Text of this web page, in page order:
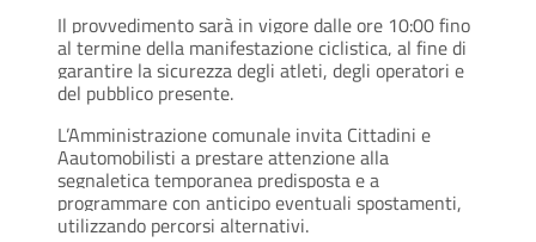
Il provvedimento sarà in vigore dalle ore 10:00 fino
al termine della manifestazione ciclistica, al fine di
garantire la sicurezza degli atleti, degli operatori e
del pubblico presente.
L’Amministrazione comunale invita Cittadini e
Aautomobilisti a prestare attenzione alla
segnaletica temporanea predisposta e a
programmare con anticipo eventuali spostamenti,
utilizzando percorsi alternativi.